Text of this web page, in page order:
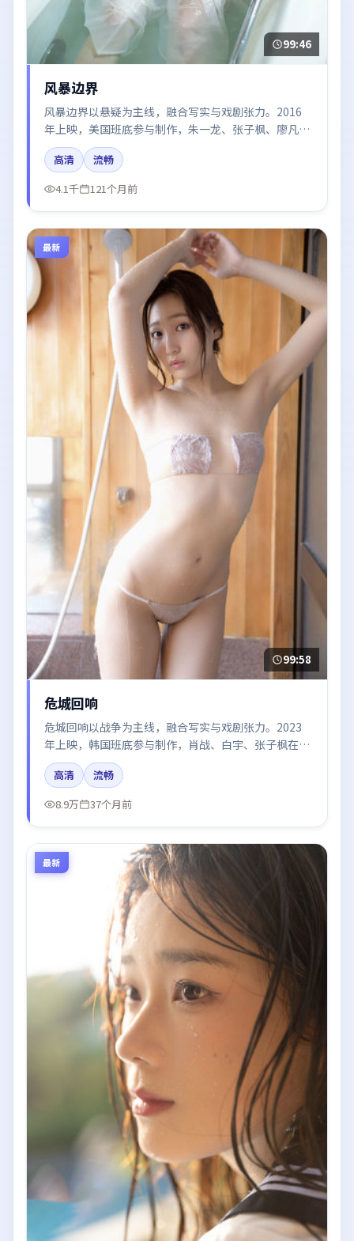
99:46
风暴边界
风暴边界以悬疑为主线，融合写实与戏剧张力。2016
年上映，美国班底参与制作，朱一龙、张子枫、廖凡在
片中呈现细腻表演，影像风格统一，配乐与剪辑强化了
情绪曲线。
高清
流畅
4.1千
121个月前
最新
99:58
危城回响
危城回响以战争为主线，融合写实与戏剧张力。2023
年上映，韩国班底参与制作，肖战、白宇、张子枫在片
中呈现细腻表演，影像风格统一，配乐与剪辑强化了情
绪曲线。
高清
流畅
8.9万
37个月前
最新